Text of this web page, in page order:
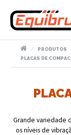
PRODUTOS
PLACAS DE
Grande variedade
os níveis de